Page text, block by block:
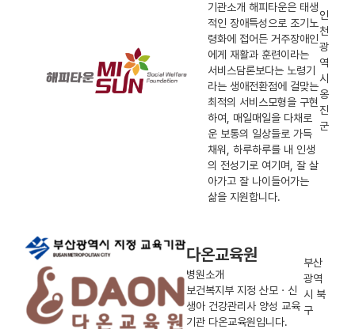
기관소개 해피타운은 태생
적인 장애특성으로 조기노
령화에 접어든 거주장애인
에게 재활과 훈련이라는
서비스담론보다는 노령기
라는 생애전환점에 걸맞는
최적의 서비스모형을 구현
하여, 매일매일을 다채로
운 보통의 일상들로 가득
채워, 하루하루를 내 인생
의 전성기로 여기며, 잘 살
아가고 잘 나이들어가는
삶을 지원합니다.
인
천
광
역
시
옹
진
군
다온교육원
병원소개
보건복지부 지정 산모ㆍ신
생아 건강관리사 양성 교육
기관 다온교육원입니다.
부산
광역
시 북
구